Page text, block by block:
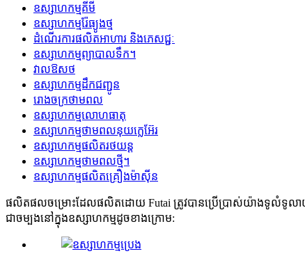
ឧស្សាហកម្មគីមី
ឧស្សាហកម្មរ៉ែធ្យូងថ្ម
ដំណើរការផលិតអាហារ និងភេសជ្ជៈ
ឧស្សាហកម្មព្យាបាលទឹក។
វាលឱសថ
ឧស្សាហកម្មដឹកជញ្ជូន
រោងចក្រថាមពល
ឧស្សាហកម្មលោហធាតុ
ឧស្សាហកម្មថាមពលនុយក្លេអ៊ែរ
ឧស្សាហកម្ម​ផលិត​រថយន្ត
ឧស្សាហកម្មថាមពលថ្មី។
ឧស្សាហកម្មផលិតគ្រឿងម៉ាស៊ីន
ផលិតផលចម្រោះដែលផលិតដោយ Futai ត្រូវបានប្រើប្រាស់យ៉ាងទូលំទូលាយន
ជាចម្បងនៅក្នុងឧស្សាហកម្មដូចខាងក្រោម: